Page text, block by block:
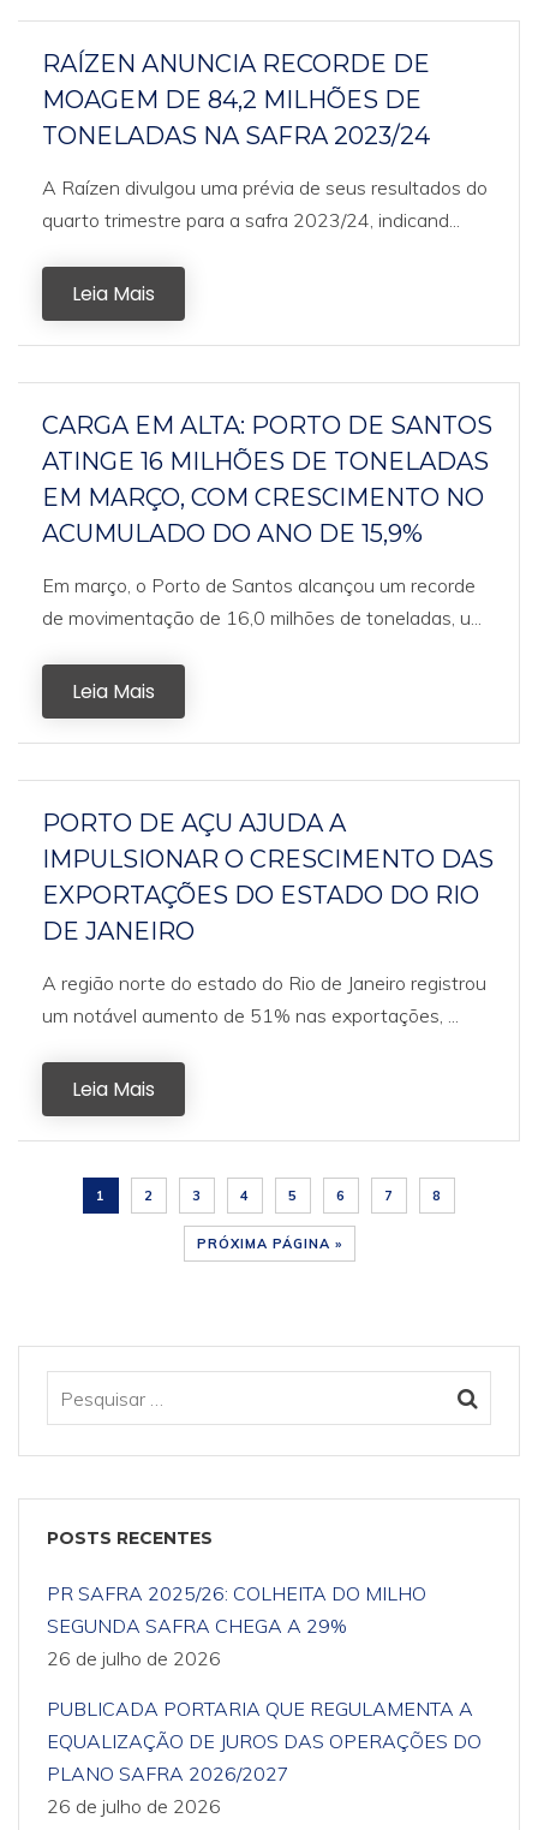
RAÍZEN ANUNCIA RECORDE DE
MOAGEM DE 84,2 MILHÕES DE
TONELADAS NA SAFRA 2023/24
A Raízen divulgou uma prévia de seus resultados do
quarto trimestre para a safra 2023/24, indicand...
Leia Mais
CARGA EM ALTA: PORTO DE SANTOS
ATINGE 16 MILHÕES DE TONELADAS
EM MARÇO, COM CRESCIMENTO NO
ACUMULADO DO ANO DE 15,9%
Em março, o Porto de Santos alcançou um recorde
de movimentação de 16,0 milhões de toneladas, u...
Leia Mais
PORTO DE AÇU AJUDA A
IMPULSIONAR O CRESCIMENTO DAS
EXPORTAÇÕES DO ESTADO DO RIO
DE JANEIRO
A região norte do estado do Rio de Janeiro registrou
um notável aumento de 51% nas exportações, ...
Leia Mais
1 2 3 4 5 6 7 8
PRÓXIMA PÁGINA »
POSTS RECENTES
PR SAFRA 2025/26: COLHEITA DO MILHO
SEGUNDA SAFRA CHEGA A 29%
26 de julho de 2026
PUBLICADA PORTARIA QUE REGULAMENTA A
EQUALIZAÇÃO DE JUROS DAS OPERAÇÕES DO
PLANO SAFRA 2026/2027
26 de julho de 2026